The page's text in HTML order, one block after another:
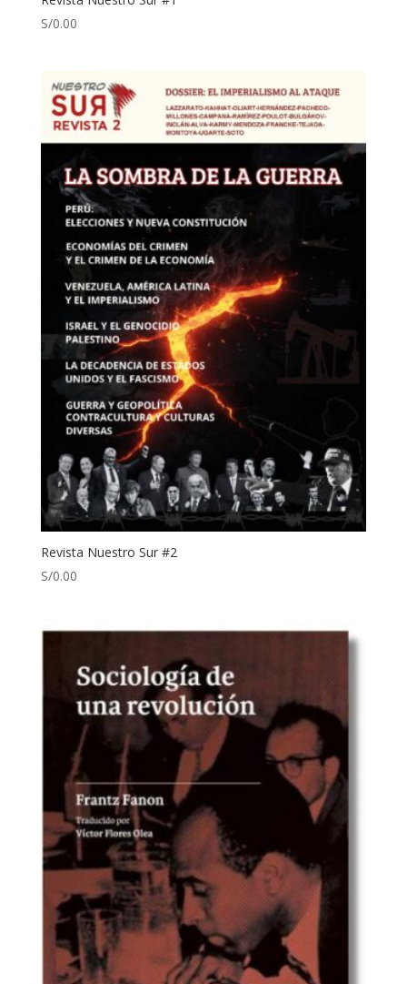
S/0.00
Revista Nuestro Sur #2
S/0.00